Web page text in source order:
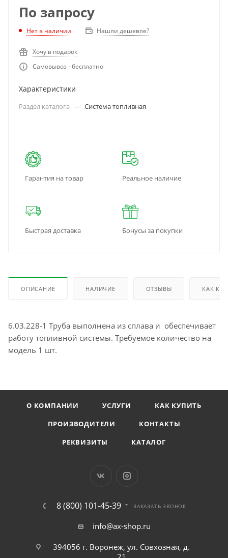
По запросу
Нет в наличии Нашли дешевле?
Хочу в подарок
Самовывоз - бесплатно
Характеристики
Раздел каталога — Система топливная
Гарантия на товар Реальное наличие
Быстрая доставка Бонусы за покупки
ОПИСАНИЕ НАЛИЧИЕ ОТЗЫВЫ КАК
6.03.228-1 Труба выполнена из сплава и обеспечивает
работу топливной системы. Требуемое количество на
модель 1 шт.
О КОМПАНИИ УСЛУГИ
КАК КУПИТЬ
ПРОИЗВОДИТЕЛИ
КОНТАКТЫ
РЕКВИЗИТЫ
КАТАЛОГ
8 (800) 101-45-39 ЗАКАЗАТЬ ЗВОНОК
info@ax-shop.ru
394056 г. Воронеж, ул. Совхозная, д.